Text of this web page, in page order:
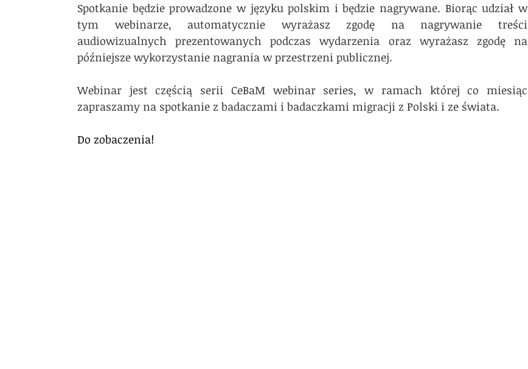
Spotkanie będzie prowadzone w języku polskim i będzie nagrywane. Biorąc udział w
tym webinarze, automatycznie wyrażasz zgodę na nagrywanie treści
audiowizualnych prezentowanych podczas wydarzenia oraz wyrażasz zgodę na
późniejsze wykorzystanie nagrania w przestrzeni publicznej.
Webinar jest częścią serii CeBaM webinar series, w ramach której co miesiąc
zapraszamy na spotkanie z badaczami i badaczkami migracji z Polski i ze świata.
Do zobaczenia!